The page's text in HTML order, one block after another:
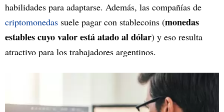
habilidades para adaptarse. Además, las compañías de
criptomonedas suele pagar con stablecoins (monedas
estables cuyo valor está atado al dólar) y eso resulta
atractivo para los trabajadores argentinos.